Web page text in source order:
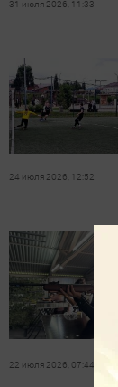
31 июля 2026, 11:33
24 июля 2026, 12:52
22 июля 2026, 07:44